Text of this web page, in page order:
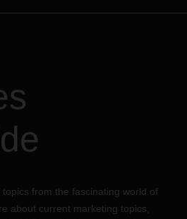
from the fascinating world of
about current marketing topics,